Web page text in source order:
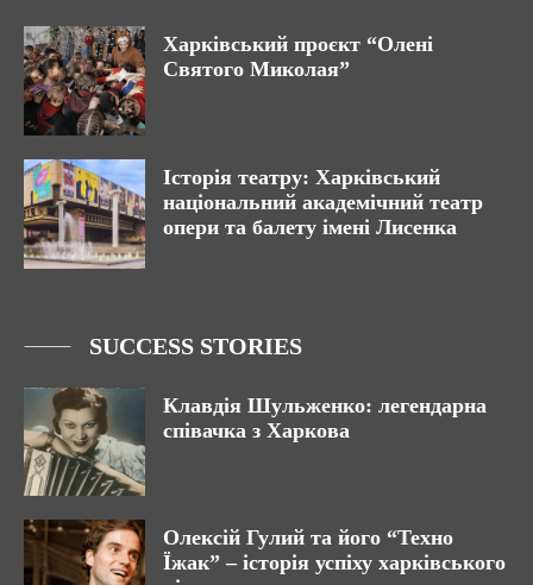
Харківський проєкт “Олені
Святого Миколая”
Історія театру: Харківський
національний академічний театр
опери та балету імені Лисенка
SUCCESS STORIES
Клавдія Шульженко: легендарна
співачка з Харкова
Олексій Гулий та його “Техно
Їжак” – історія успіху харківського